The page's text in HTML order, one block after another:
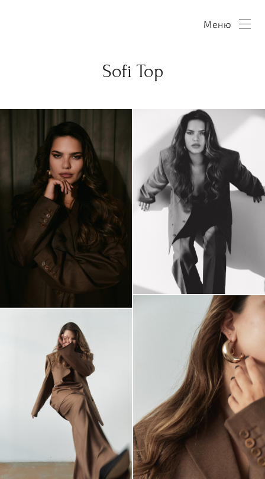
Меню
Sofi Top